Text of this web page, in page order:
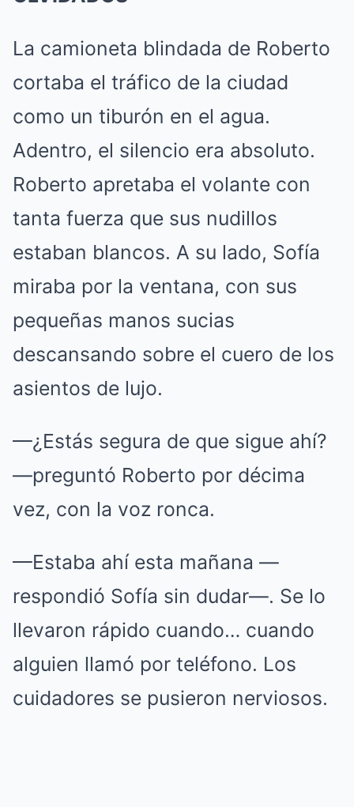
La camioneta blindada de Roberto
cortaba el tráfico de la ciudad
como un tiburón en el agua.
Adentro, el silencio era absoluto.
Roberto apretaba el volante con
tanta fuerza que sus nudillos
estaban blancos. A su lado, Sofía
miraba por la ventana, con sus
pequeñas manos sucias
descansando sobre el cuero de los
asientos de lujo.
—¿Estás segura de que sigue ahí?
—preguntó Roberto por décima
vez, con la voz ronca.
—Estaba ahí esta mañana —
respondió Sofía sin dudar—. Se lo
llevaron rápido cuando… cuando
alguien llamó por teléfono. Los
cuidadores se pusieron nerviosos.